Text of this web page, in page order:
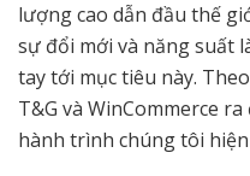
lượng cao dẫn đầu thế
sự đổi mới và năng suất
tay tới mục tiêu này.
T&G và WinCommerce
hành trình chúng tôi